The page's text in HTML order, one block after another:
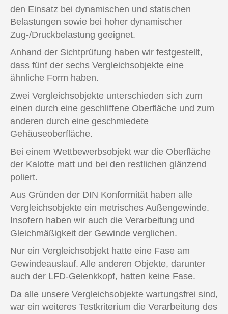
den Einsatz bei dynamischen und statischen
Belastungen sowie bei hoher dynamischer
Zug-/Druckbelastung geeignet.
Anhand der Sichtprüfung haben wir festgestellt,
dass fünf der sechs Vergleichsobjekte eine
ähnliche Form haben.
Zwei Vergleichsobjekte unterschieden sich zum
einen durch eine geschliffene Oberfläche und zum
anderen durch eine geschmiedete
Gehäuseoberfläche.
Bei einem Wettbewerbsobjekt war die Oberfläche
der Kalotte matt und bei den restlichen glänzend
poliert.
Aus Gründen der DIN Konformität haben alle
Vergleichsobjekte ein metrisches Außengewinde.
Insofern haben wir auch die Verarbeitung und
Gleichmäßigkeit der Gewinde verglichen.
Nur ein Vergleichsobjekt hatte eine Fase am
Gewindeauslauf. Alle anderen Objekte, darunter
auch der LFD-Gelenkkopf, hatten keine Fase.
Da alle unsere Vergleichsobjekte wartungsfrei sind,
war ein weiteres Testkriterium die Verarbeitung des